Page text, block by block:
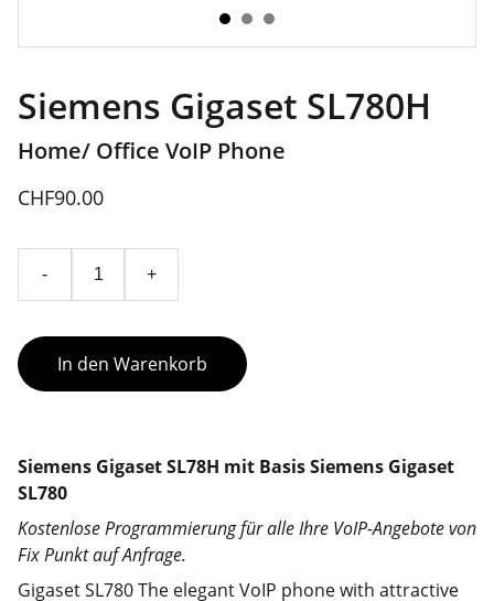
Siemens Gigaset SL780H
Home/ Office VoIP Phone
CHF90.00
- +
In den Warenkorb
Siemens Gigaset SL78H mit Basis Siemens Gigaset
SL780
Kostenlose Programmierung für alle Ihre VoIP-Angebote von
Fix Punkt auf Anfrage.
Gigaset SL780 The elegant VoIP phone with attractive